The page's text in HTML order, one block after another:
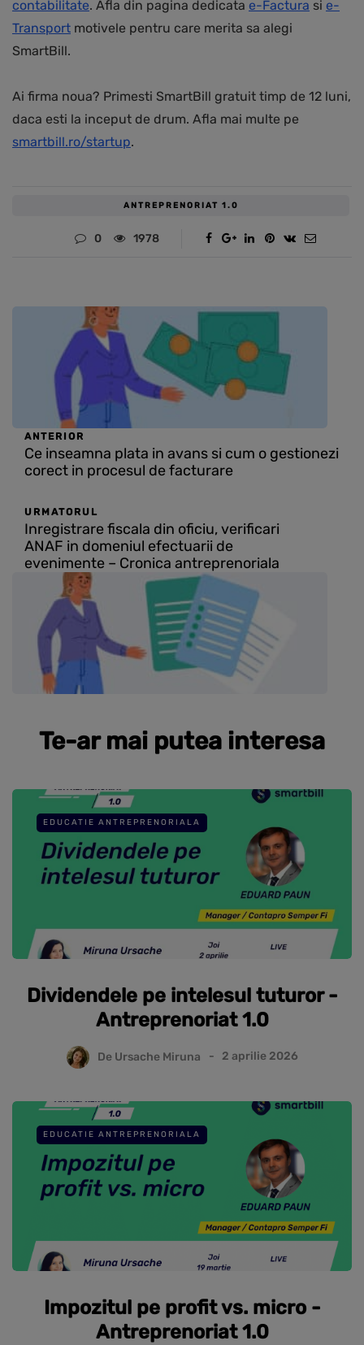
contabilitate. Afla din pagina dedicata e-Factura si e-
Transport motivele pentru care merita sa alegi
SmartBill.
Ai firma noua? Primesti SmartBill gratuit timp de 12 luni,
daca esti la inceput de drum. Afla mai multe pe
smartbill.ro/startup.
ANTREPRENORIAT 1.0
0 1978
ANTERIOR
Ce inseamna plata in avans si cum o gestionezi
corect in procesul de facturare
URMATORUL
Inregistrare fiscala din oficiu, verificari
ANAF in domeniul efectuarii de
evenimente – Cronica antreprenoriala
Te-ar mai putea interesa
EDUCATIE ANTREPRENORIALA
Dividendele pe intelesul tuturor -
Antreprenoriat 1.0
De Ursache Miruna 2 aprilie 2026
EDUCATIE ANTREPRENORIALA
Impozitul pe profit vs. micro -
Antreprenoriat 1.0